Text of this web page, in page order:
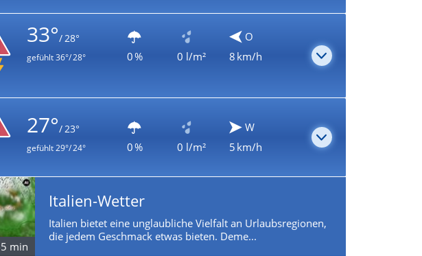
33°/ 28°
gefühlt36°/ 28° 0 % 0 l/m²
O
8 km/h
27°/ 23°
gefühlt29°/ 24° 0 % 0 l/m²
W
5 km/h
min
Italien-Wetter
Italien bietet eine unglaubliche Vielfalt an Urlaubsregionen,
die jedem Geschmack etwas bieten. Deme...